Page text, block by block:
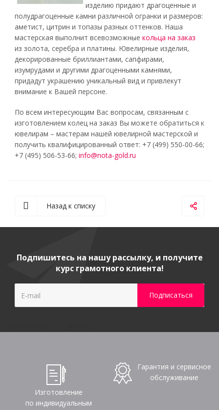
изделию придают драгоценные и
полудрагоценные камни различной огранки и размеров:
аметист, цитрин и топазы разных оттенков. Наша
мастерская выполнит всевозможные кольца на заказ
из золота, серебра и платины. Ювелирные изделия,
декорированные бриллиантами, сапфирами,
изумрудами и другими драгоценными камнями,
придадут украшению уникальный вид и привлекут
внимание к Вашей персоне.
По всем интересующим Вас вопросам, связанным с
изготовлением колец на заказ Вы можете обратиться к
ювелирам – мастерам нашей ювелирной мастерской и
получить квалифицированный ответ: +7 (499) 550-00-66;
+7 (495) 506-53-66; info@nota-gold.ru
Назад к списку
Подпишитесь на нашу рассылку, и получите
курс грамотного клиента!
Изготовление
по индивидуальным
Гарантия и сервисное
обслуживание